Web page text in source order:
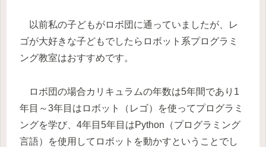
以前私の子どもがロボ団に通っていましたが、レ
ゴが大好きな子どもでしたらロボット系プログラミ
ング教室はおすすめです。
ロボ団の場合カリキュラムの年数は5年間であり1
年目～3年目はロボット（レゴ）を使ってプログラミ
ングを学び、4年目5年目はPython（プログラミング
言語）を使用してロボットを動かすということでし